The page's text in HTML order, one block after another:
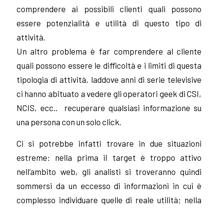
comprendere ai possibili clienti quali possono
essere potenzialità e utilità di questo tipo di
attività.
Un altro problema è far comprendere al cliente
quali possono essere le difficoltà e i limiti di questa
tipologia di attività, laddove anni di serie televisive
ci hanno abituato a vedere gli operatori geek di CSI,
NCIS, ecc.. recuperare qualsiasi informazione su
una persona con un solo click.
Ci si potrebbe infatti trovare in due situazioni
estreme: nella prima il target è troppo attivo
nell’ambito web, gli analisti si troveranno quindi
sommersi da un eccesso di informazioni in cui è
complesso individuare quelle di reale utilità; nella